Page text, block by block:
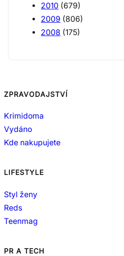
2010 (679)
2009 (806)
2008 (175)
ZPRAVODAJSTVÍ
Krimidoma
Vydáno
Kde nakupujete
LIFESTYLE
Styl ženy
Reds
Teenmag
PR A TECH